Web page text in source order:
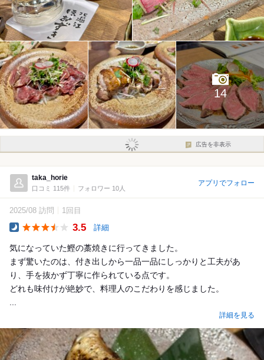
14
広告を非表示
taka_horie
口コミ 115件 フォロワー 10人
アプリでフォロー
2025/08 訪問 1回目
3.5 詳細
気になっていた鰹の藁焼きに行ってきました。
まず驚いたのは、付き出しから一品一品にしっかりと工夫があ
り、手を抜かず丁寧に作られている点です。
どれも味付けが絶妙で、料理人のこだわりを感じました。
詳細を見る